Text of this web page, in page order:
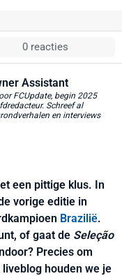
0 reacties
Assistant
FCUpdate, begin 2025
Schreef al
en interviews
een pittige klus. In
vorige editie in
Brazilië.
of gaat de Seleção
Precies om
houden we je